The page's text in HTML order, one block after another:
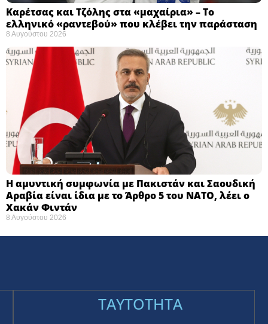
Καρέτσας και Τζόλης στα «μαχαίρια» – Το
ελληνικό «ραντεβού» που κλέβει την παράσταση
8 Αυγούστου 2026
Η αμυντική συμφωνία με Πακιστάν και Σαουδική
Αραβία είναι ίδια με το Άρθρο 5 του ΝΑΤΟ, λέει ο
Χακάν Φιντάν
8 Αυγούστου 2026
TAYTOTHTA